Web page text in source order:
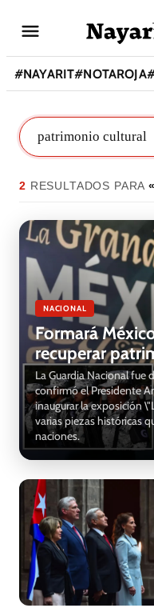
#NAYARIT#NOTAROJA
2 RESULTADOS PARA«
NACIONAL
Formará
recuperar
La Guardia Nacional fue
confirmó el Presidente
inaugurar la exposición
varias piezas históricas
naciones.